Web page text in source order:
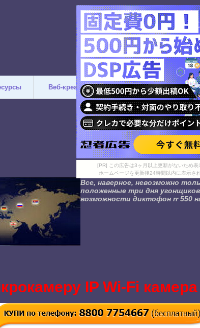
[PR] この広告は3ヶ月以上更新がないため表
ホームページを更新後24時間以内に表示さ
Все, наверное, невозможно
положенные три дня
возможности диктофон rr 550
IP Wi-Fi
Веб-креатив Дизайн Разное